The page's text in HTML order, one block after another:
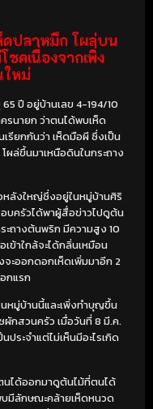
ดปลาหมึก โผล่บน
คเนื่องจากเพิ่ง
หม่
ปี อยู่บ้านเลข 4-194/10
รนายก ว่าตนได้พบเห็ด
รียกกันว่า เห็ดมือผี ซึ่งเป็น
ล่ขึ้นมาเหนือดินในกระถาง
ลังใหญ่ซึ่งอยู่ในหมู่บ้านศิริ
บครัวได้พาผู้สื่อข่าวไปดูต้น
ถางต้นพริก มีความสูง 10
เข้าใกล้จะได้กลิ่นเหมือน
ะออกดอกเห็ดเพิ่มมาอีก 2
กแรก
หมู่บ้านนี้และเพิ่งทำบุญขึ้น
กสวนครัว เมื่อวันที่ 8 มี.ค.
ระจำแต่ไม่เห็นมีอะไรเกิด
นได้ออกมาดูต้นไม้ที่ตนได้
มีลักษณะคล้ายเห็ดหนวด